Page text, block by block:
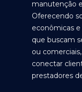
manutenção
Oferecendo
econômicas
que buscam
ou
conectar
prestadores